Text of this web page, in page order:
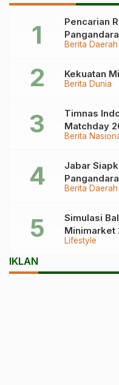
Berita Daerah
Pencarian
Kronologinya
Berita Dunia
Kekuatan
Berita
Timnas
Matchday
Garuda!
Berita Daerah
Jabar
Lifestyle
Simulasi
Minimarket
IKLAN